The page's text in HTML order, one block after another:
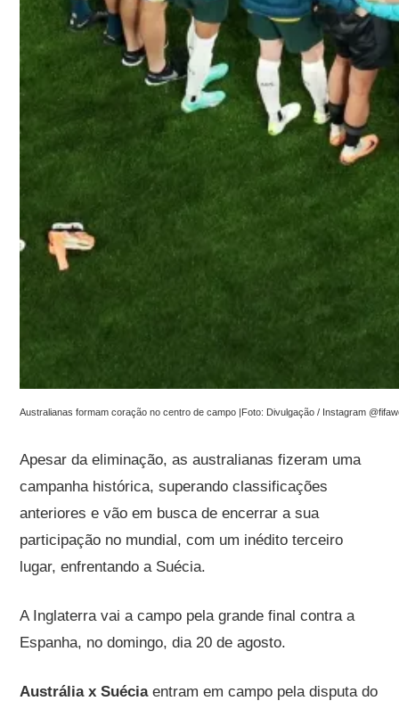
Australianas formam coração no centro de campo |Foto: Divulgação / Instagram
Apesar da eliminação, as australianas fizeram uma
campanha histórica, superando classificações
anteriores e vão em busca de encerrar a sua
participação no mundial, com um inédito terceiro
lugar, enfrentando a Suécia.
A Inglaterra vai a campo pela grande final contra a
Espanha, no domingo, dia 20 de agosto.
Austrália x Suéciaentram em campo pela disputa do